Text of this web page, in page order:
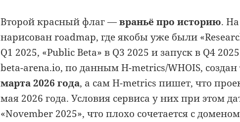
Второй красный флаг —враньё про историю.
нарисован roadmap, где якобы уже были
Q1 2025, «Public Beta» в Q3 2025 и запуск в Q4
beta-arena.io, по данным H-metrics/WHOIS,
марта 2026 года, а сам H-metrics пишет, что
мая 2026 года. Условия сервиса у них при этом
«November 2025», что плохо сочетается с